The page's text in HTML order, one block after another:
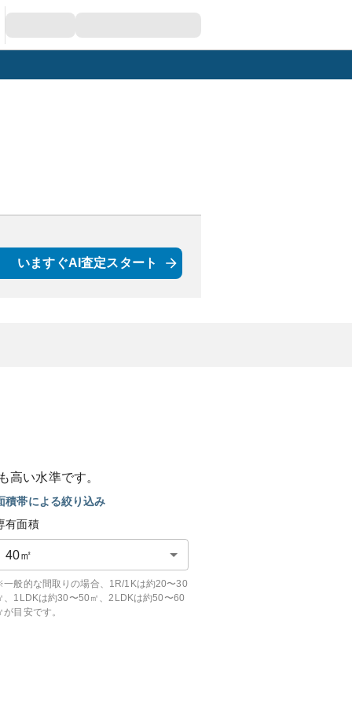
いますぐAI査定スタート
高い水準です。
積帯による絞り込み
有面積
40㎡
般的な間取りの場合、1R/1Kは約20〜30
、1LDKは約30〜50㎡、2LDKは約50〜60
が目安です。